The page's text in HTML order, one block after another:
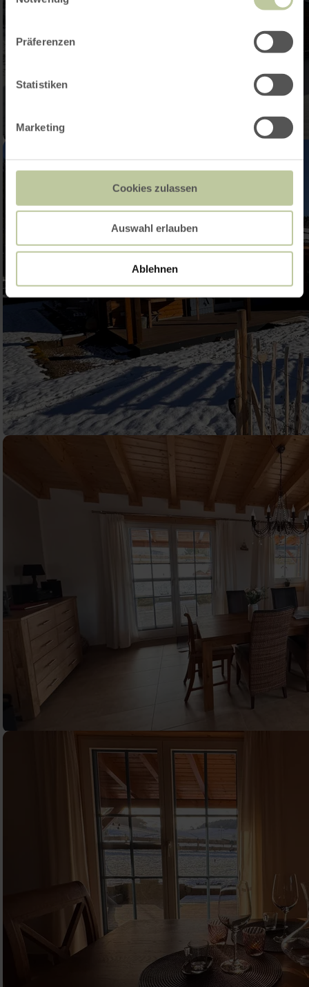
Präferenzen
Statistiken
Marketing
Cookies zulassen
Auswahl erlauben
Ablehnen